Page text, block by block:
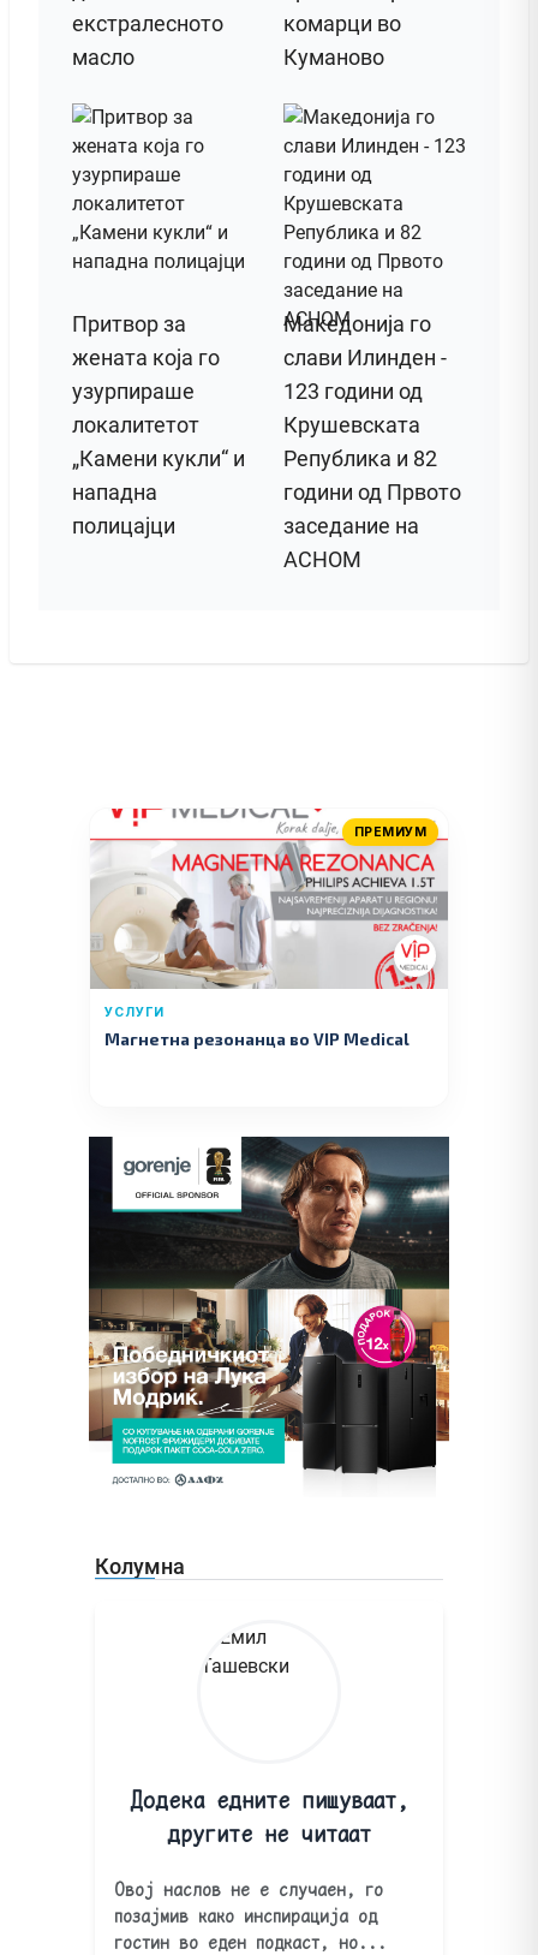
екстралесното
масло
комарци во
Куманово
Притвор за
жената која го
узурпираше
локалитетот
„Камени кукли“ и
нападна
полицајци
Македонија го
слави Илинден -
123 години од
Крушевската
Република и 82
години од Првото
заседание на
АСНОМ
ПРЕМИУМ
УСЛУГИ
Магнетна резонанца во VIP Medical
Колумна
Додека едните пишуваат,
другите не читаат
Овој наслов не е случаен, го
позајмив како инспирација од
гостин во еден подкаст, но...